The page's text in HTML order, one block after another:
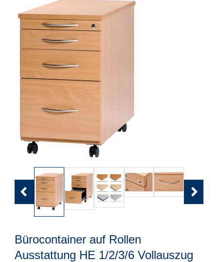
Previous Next
Bürocontainer auf Rollen
Ausstattung HE 1/2/3/6 Vollauszug